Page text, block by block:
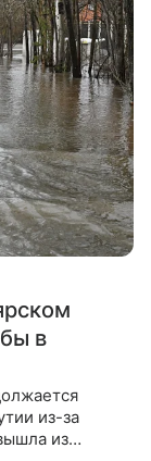
в
из-за
из